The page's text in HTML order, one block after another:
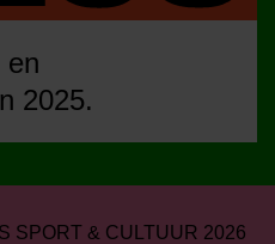
en
2025.
SPORT & CULTUUR 2026